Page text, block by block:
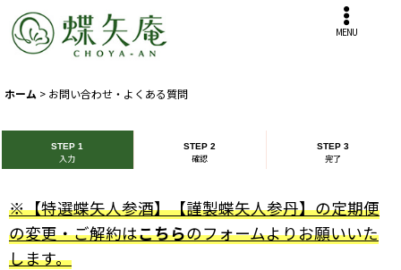
MENU
ホーム > お問い合わせ・よくある質問
STEP 1
入力
STEP 2
確認
STEP 3
完了
※【特選蝶矢人参酒】【謹製蝶矢人参丹】の定期便
の変更・ご解約はこちらのフォームよりお願いいた
します。